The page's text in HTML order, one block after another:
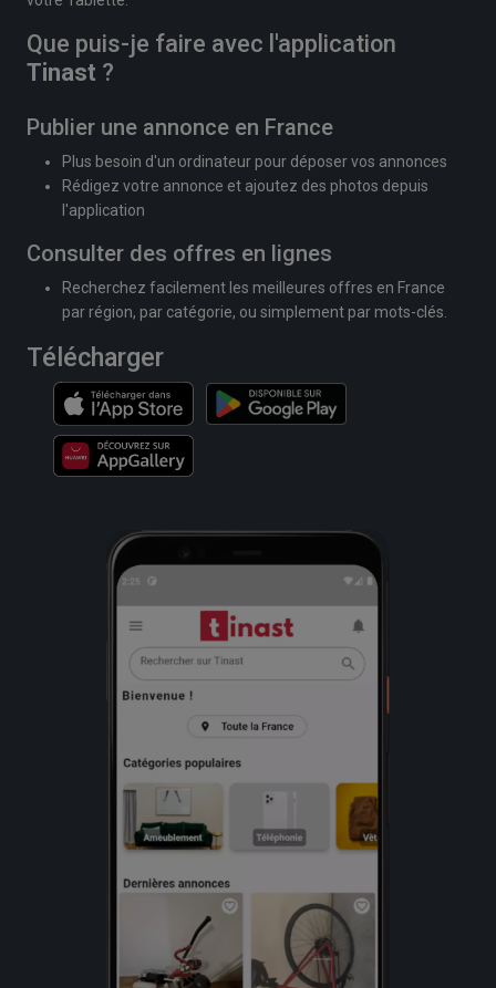
Que puis-je faire avec l'application
Tinast ?
Publier une annonce en France
Plus besoin d'un ordinateur pour déposer vos annonces
Rédigez votre annonce et ajoutez des photos depuis
l'application
Consulter des offres en lignes
Recherchez facilement les meilleures offres en France
par région, par catégorie, ou simplement par mots-clés.
Télécharger